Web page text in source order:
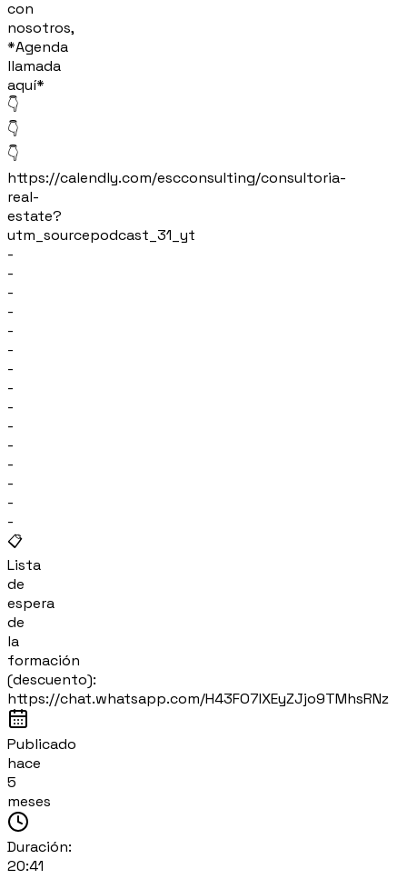
con
nosotros,
*Agenda
llamada
aquí*
👇
👇
👇
https://calendly.com/escconsulting/consultoria-
real-
estate?
utm_sourcepodcast_31_yt
-
-
-
-
-
-
-
-
-
-
-
-
-
-
-
📋
Lista
de
espera
de
la
formación
(descuento):
https://chat.whatsapp.com/H43FO7IXEyZJjo9TMhsRNz
Publicado
hace
5
meses
Duración:
20:41